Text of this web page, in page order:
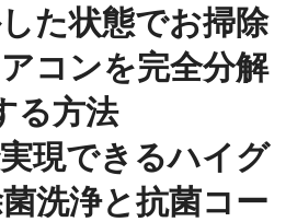
た状態でお掃除
コンを完全分解
る方法
現できるハイグ
洗浄と抗菌コー